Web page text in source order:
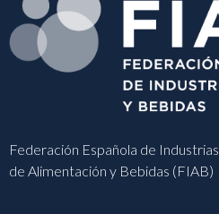
Federación Española de Industrias
de Alimentación y Bebidas (FIAB)